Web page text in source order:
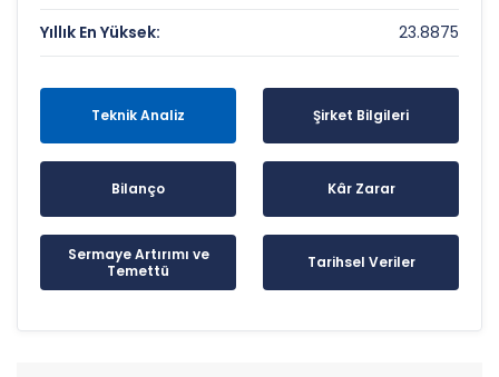
Yıllık En Yüksek: 23.8875
Teknik Analiz Şirket Bilgileri
Bilanço Kâr Zarar
Sermaye Artırımı ve
Temettü
Tarihsel Veriler